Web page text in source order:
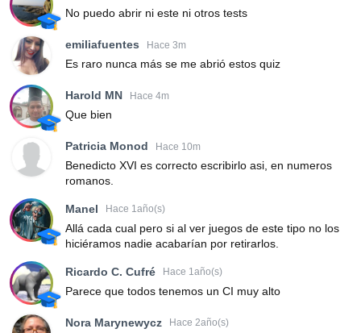
No puedo abrir ni este ni otros tests
emiliafuentes Hace 3m
Es raro nunca más se me abrió estos quiz
Harold MN Hace 4m
Que bien
Patricia Monod Hace 10m
Benedicto XVI es correcto escribirlo asi, en numeros
romanos.
Manel Hace 1año(s)
Allá cada cual pero si al ver juegos de este tipo no los
hiciéramos nadie acabarían por retirarlos.
Ricardo C. Cufré Hace 1año(s)
Parece que todos tenemos un CI muy alto
Nora Marynewycz Hace 2año(s)